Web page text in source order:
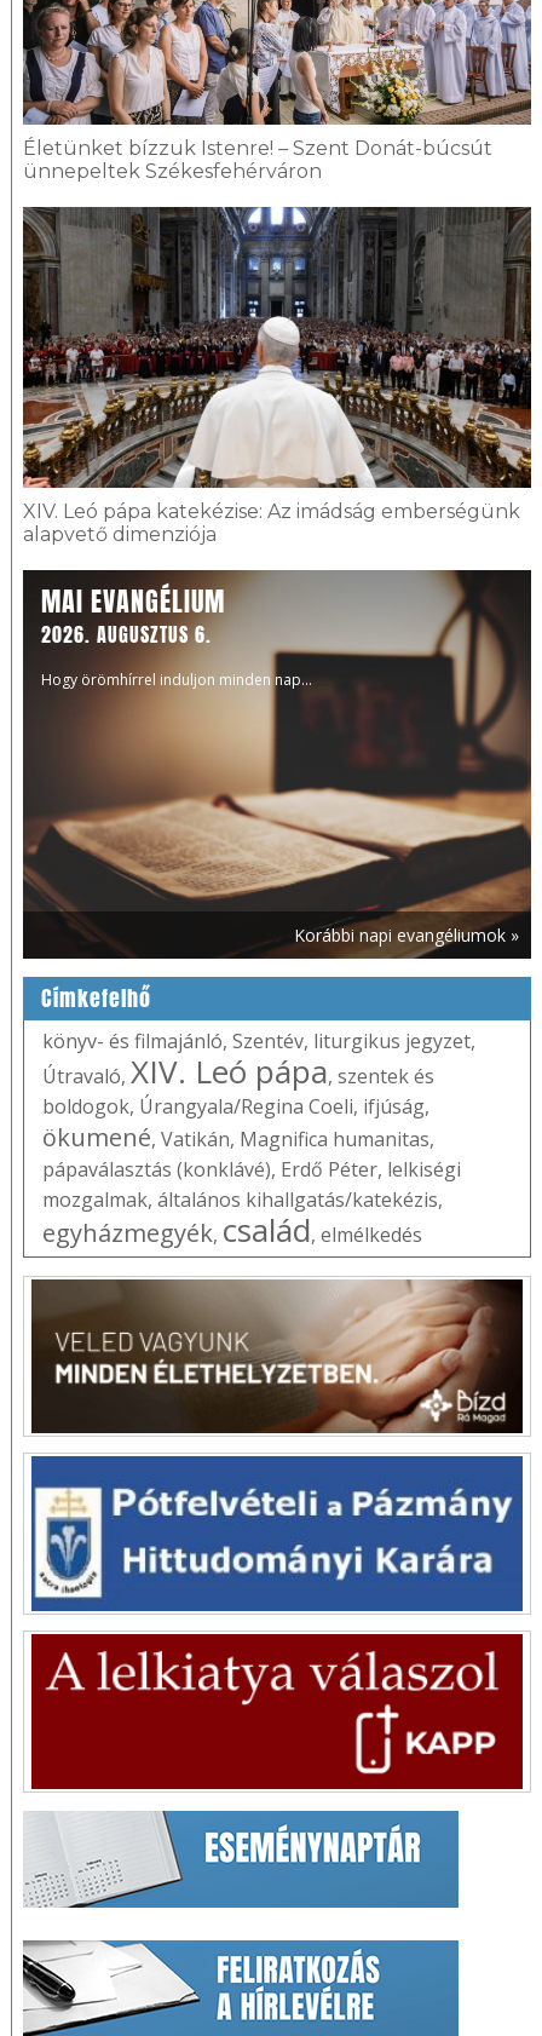
Életünket bízzuk Istenre! – Szent Donát-búcsút
ünnepeltek Székesfehérváron
XIV. Leó pápa katekézise: Az imádság emberségünk
alapvető dimenziója
MAI EVANGÉLIUM
2026. AUGUSZTUS 6.
Hogy örömhírrel induljon minden nap...
Korábbi napi evangéliumok »
Címkefelhő
könyv- és filmajánló, Szentév, liturgikus jegyzet,
Útravaló, XIV. Leó pápa, szentek és
boldogok, Úrangyala/Regina Coeli, ifjúság,
ökumené, Vatikán, Magnifica humanitas,
pápaválasztás (konklávé), Erdő Péter, lelkiségi
mozgalmak, általános kihallgatás/katekézis,
egyházmegyék, család, elmélkedés